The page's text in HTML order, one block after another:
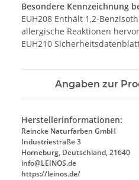
Besondere Kennzeichnung
EUH208 Enthält 1,2-
allergische Reaktionen
EUH210
Angaben zur
Herstellerinformationen:
Reincke Naturfarben GmbH
Industriestraße 3
Horneburg, Deutschland, 21640
info@LEINOS.de
https://leinos.de/